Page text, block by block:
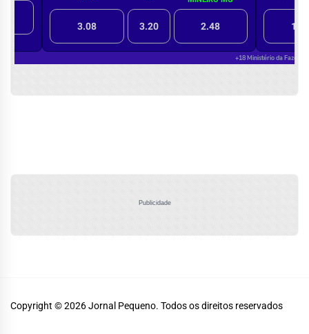
Publicidade
Copyright © 2026Jornal Pequeno. Todos os direitos reservados